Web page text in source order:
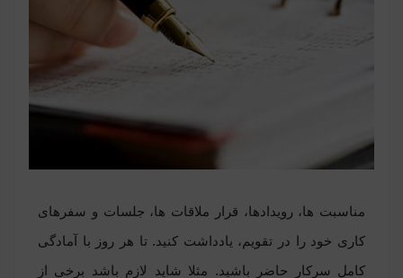
مناسبت ها، رویدادها، قرار ملاقات ها، جلسات و سفرهای
کاری خود را در تقویم، یادداشت کنید. تا هر روز با آمادگی
کامل سرکار حاضر باشید. مثلا شاید لازم باشد برخی از